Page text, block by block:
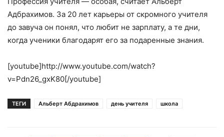
Адбрахимов. За 20 лет карьеры от скромного учителя
до завуча он понял, что любит не зарплату, а те дни,
когда ученики благодарят его за подаренные знания.
[youtube]http://www.youtube.com/watch?
v=Pdn26_gxK80[/youtube]
ТЕГИ Альберт Абдрахимов день учителя школа